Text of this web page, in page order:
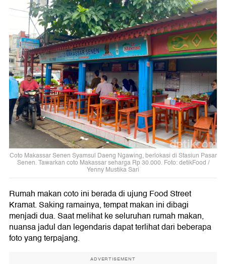
Coto Makassar Senen Syamsul Daeng Ngawing, berlokasi di Stasiun Pasar
Senen. Tawarkan coto Makassar seharga Rp 30.000. Foto: detikFood /
Yenny Mustika Sari
Rumah makan coto ini berada di ujung Food Street
Kramat. Saking ramainya, tempat makan ini dibagi
menjadi dua. Saat melihat ke seluruhan rumah makan,
nuansa jadul dan legendaris dapat terlihat dari beberapa
foto yang terpajang.
ADVERTISEMENT